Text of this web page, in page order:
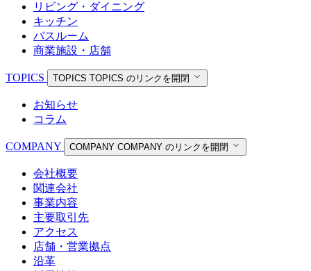
リビング・ダイニング
キッチン
バスルーム
商業施設・店舗
TOPICS TOPICS TOPICS のリンクを開閉
お知らせ
コラム
COMPANY COMPANY COMPANY のリンクを開閉
会社概要
関連会社
事業内容
主要取引先
アクセス
店舗・営業拠点
沿革